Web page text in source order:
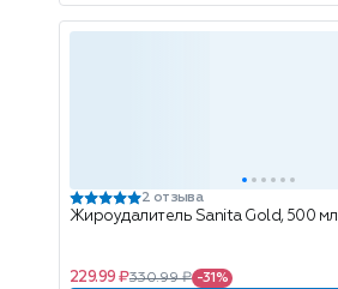
2 отзыва
Жироудалитель Sanita Gold, 500 мл
229.99 ₽330.99 ₽ -31%